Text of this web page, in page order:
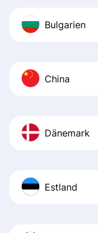
Bulgarien
China
Dänemark
Estland